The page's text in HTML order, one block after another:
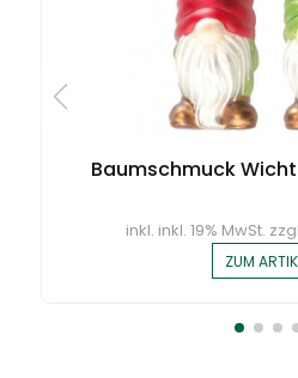
Baumschmuck
inkl. inkl. 19% MwSt.
ZUM